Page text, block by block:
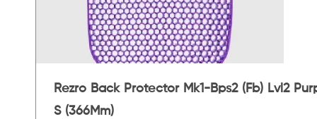
Rezro Back Protector Mk1-Bps2 (Fb) Lvl2
S (366Mm)